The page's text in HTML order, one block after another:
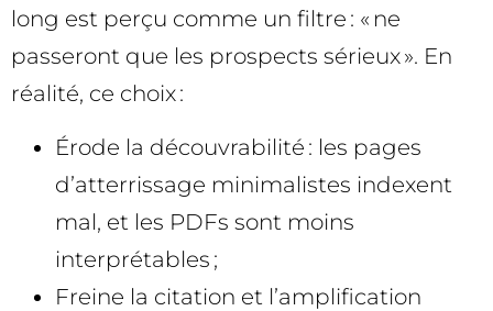
long est perçu comme un filtre : « ne
passeront que les prospects sérieux ». En
réalité, ce choix :
Érode la découvrabilité : les pages
d’atterrissage minimalistes indexent
mal, et les PDFs sont moins
interprétables ;
Freine la citation et l’amplification